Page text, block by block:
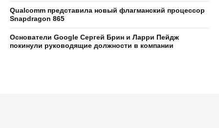
Qualcomm представила новый флагманский процессор
Snapdragon 865
Основатели Google Сергей Брин и Ларри Пейдж
покинули руководящие должности в компании